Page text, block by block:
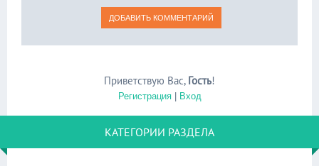
Приветствую Вас, Гость!
Регистрация| Вход
КАТЕГОРИИ РАЗДЕЛА